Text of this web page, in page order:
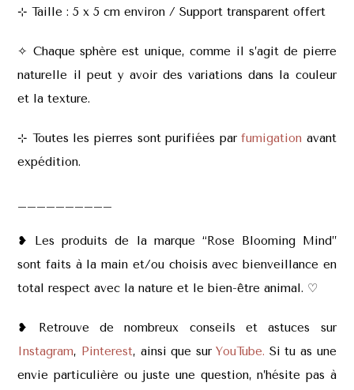
⊹Taille : 5 x 5 cm environ / Support transparent offert
✧ Chaque sphère est unique, comme il s’agit de pierre
naturelle il peut y avoir des variations dans la couleur
et la texture.
⊹ Toutes les pierres sont purifiées parfumigation avant
expédition.
❥ Les produits de la marque “Rose Blooming Mind”
sont faits à la main et/ou choisis avec bienveillance en
total respect avec la nature et le bien-être animal. ♡
❥ Retrouve de nombreux conseils et astuces sur
Instagram, Pinterest, ainsi que surYouTube. Si tu as une
envie particulière ou juste une question, n’hésite pas à